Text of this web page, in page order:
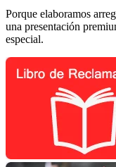
Porque elaboramos
una presentación
especial.